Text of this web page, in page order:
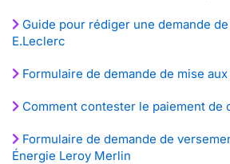
Guide pour rédiger une demande
E.Leclerc
Formulaire de demande de mise
Comment contester le paiement de
Formulaire de demande de
Énergie Leroy Merlin